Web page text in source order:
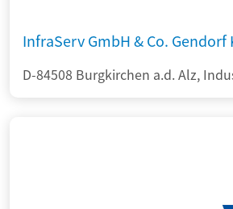
InfraServ GmbH & Co. Gendorf
D-84508 Burgkirchen a.d. Alz,